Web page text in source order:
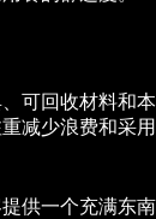
可回收材料和本
减少浪费和采用
供一个充满东南